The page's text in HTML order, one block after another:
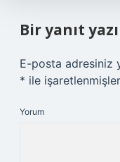
Bir yanıt
E-posta adresiniz
* ile
Yorum